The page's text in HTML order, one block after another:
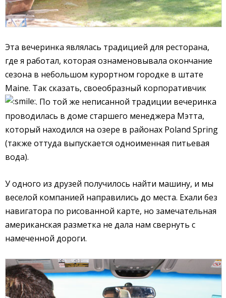
Эта вечеринка являлась традицией для ресторана,
где я работал, которая ознаменовывала окончание
сезона в небольшом курортном городке в штате
Maine. Так сказать, своеобразный корпоративчик
. По той же неписанной традиции вечеринка
проводилась в доме старшего менеджера Мэтта,
который находился на озере в районах Poland Spring
(также оттуда выпускается одноименная питьевая
вода).
У одного из друзей получилось найти машину, и мы
веселой компанией направились до места. Ехали без
навигатора по рисованной карте, но замечательная
американская разметка не дала нам свернуть с
намеченной дороги.